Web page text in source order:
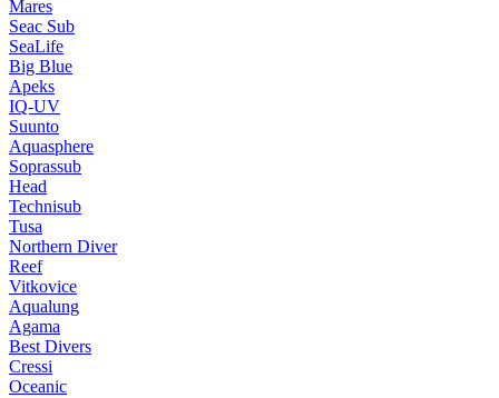
Mares
Seac Sub
SeaLife
Big Blue
Apeks
IQ-UV
Suunto
Aquasphere
Soprassub
Head
Technisub
Tusa
Northern Diver
Reef
Vitkovice
Aqualung
Agama
Best Divers
Cressi
Oceanic